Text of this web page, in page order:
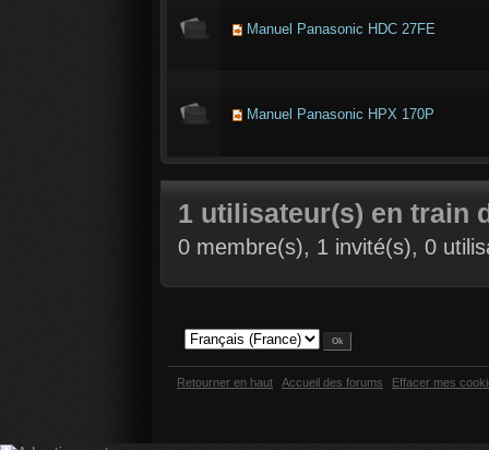
Manuel Panasonic HDC 27FE
Manuel Panasonic HPX 170P
1 utilisateur(s) en train
0 membre(s), 1 invité(s), 0
Retourner en haut Accueil des forums Effacer mes